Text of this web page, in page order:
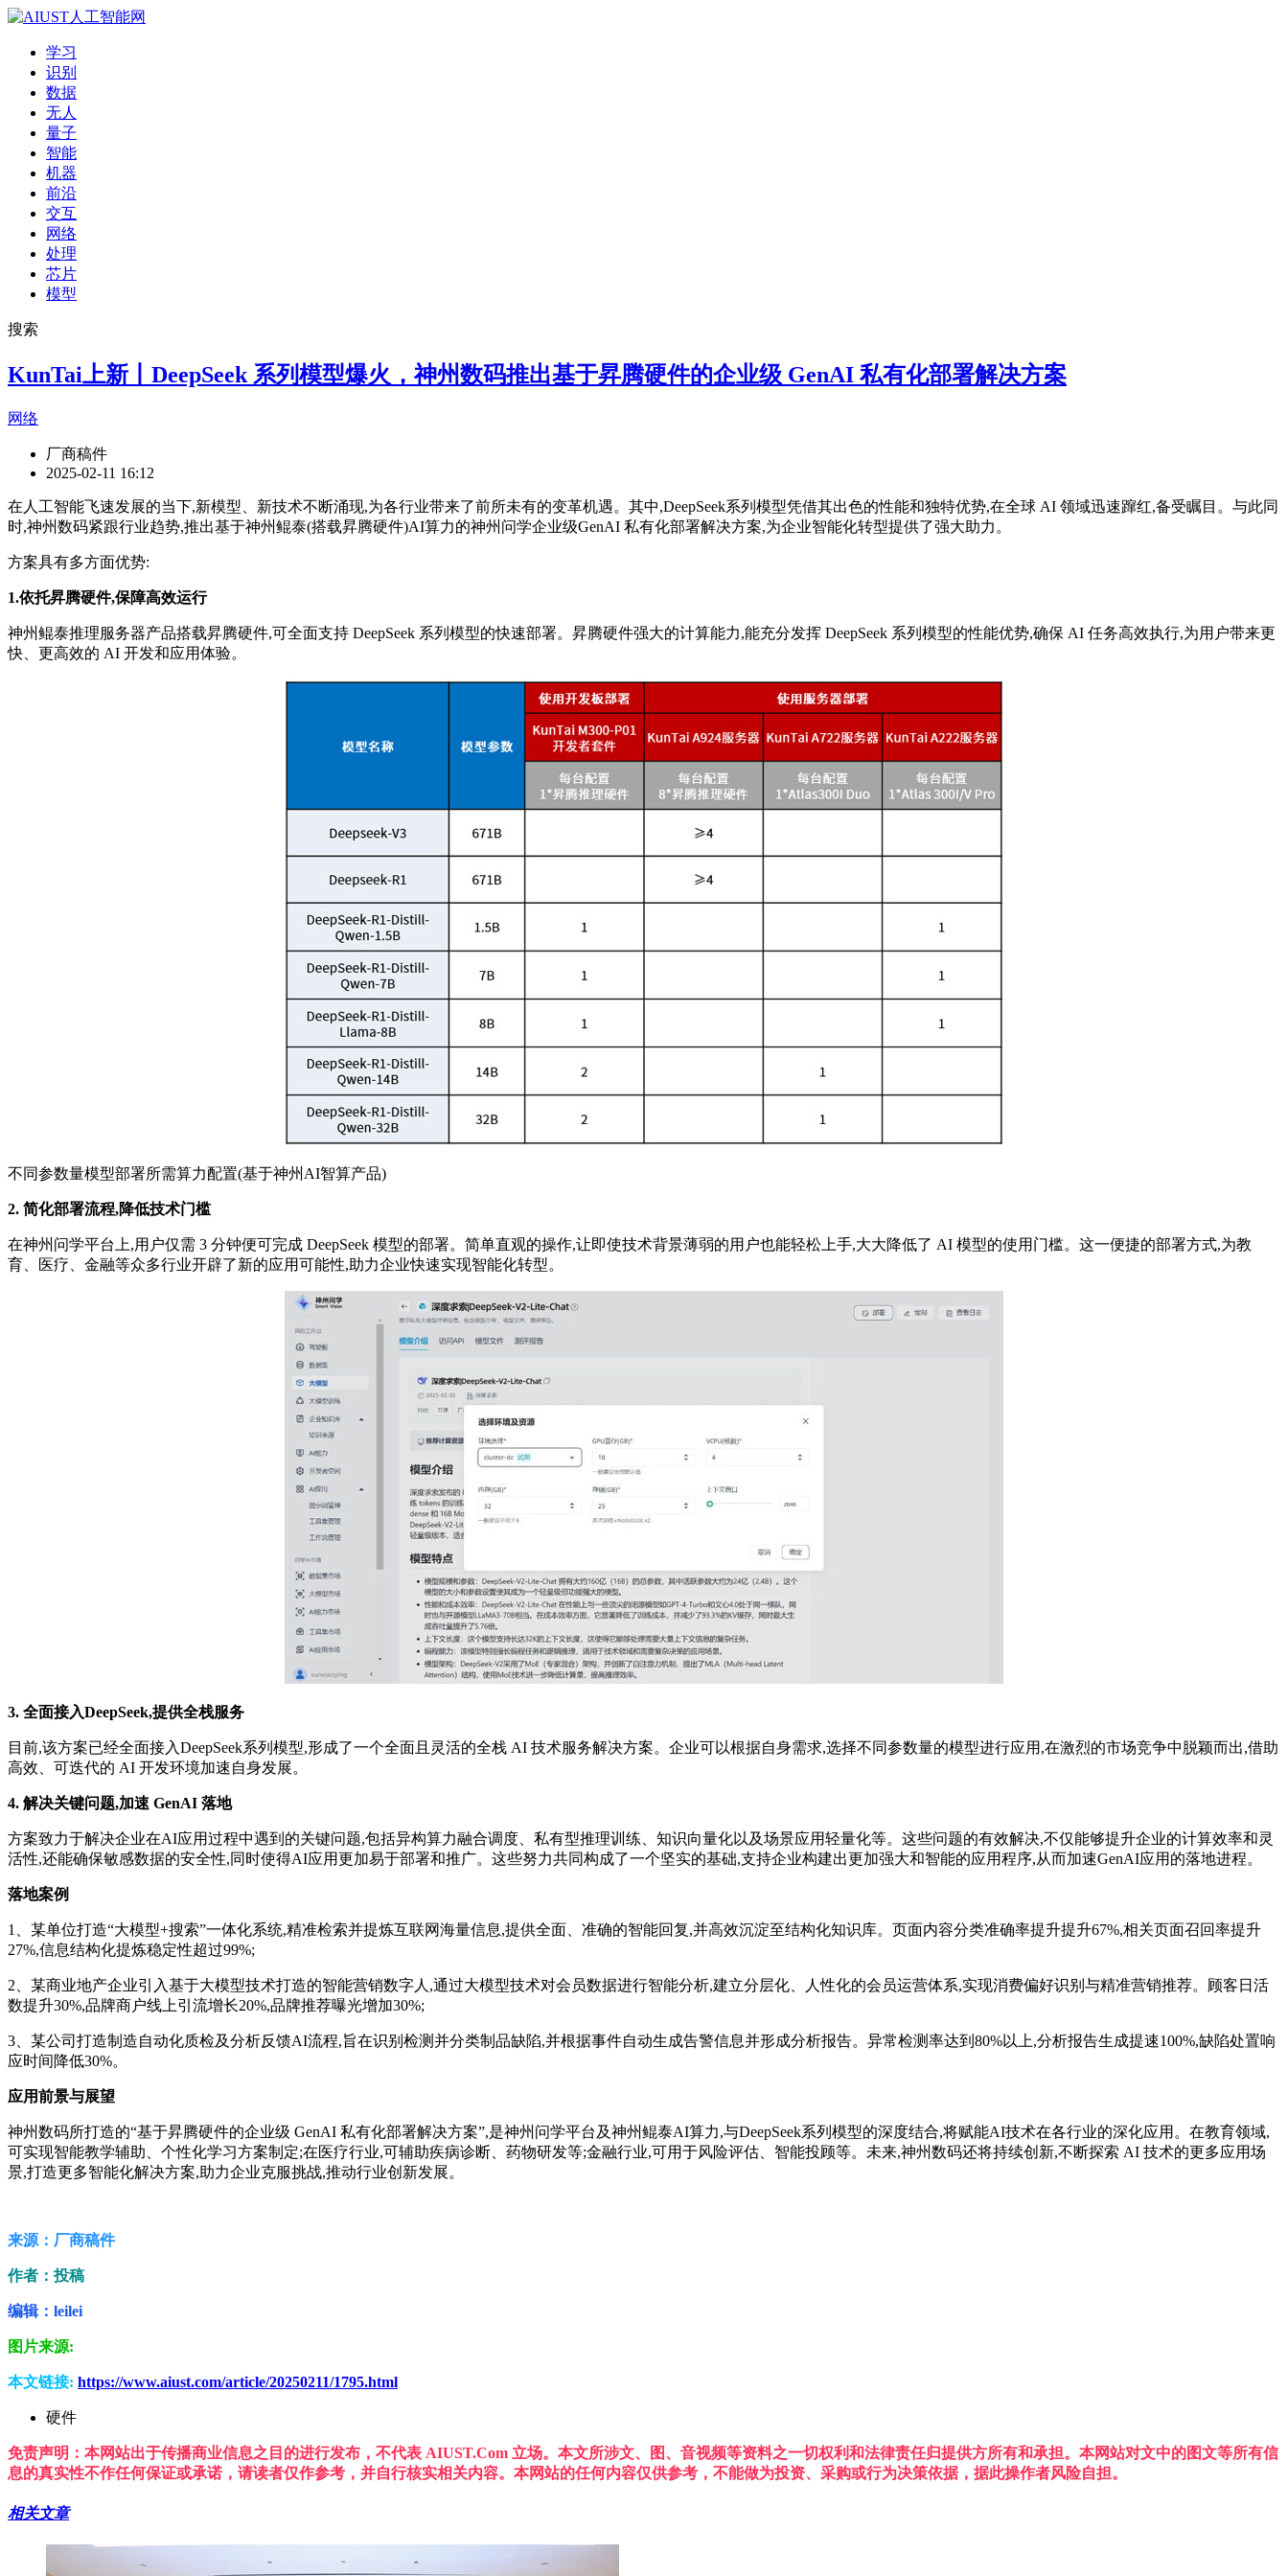
学习
识别
数据
无人
量子
智能
机器
前沿
交互
网络
处理
芯片
模型
搜索
KunTai上新丨DeepSeek 系列模型爆火，神州数码推出基于昇腾硬件的企业级 GenAI 私有化部署解决方案
网络
厂商稿件
2025-02-11 16:12
在人工智能飞速发展的当下,新模型、新技术不断涌现,为各行业带来了前所未有的变革机遇。其中,DeepSeek系列模型凭借其出色的性能和独特优势,在全球 AI 领域迅速蹿红,备受瞩目。与此同
时,神州数码紧跟行业趋势,推出基于神州鲲泰(搭载昇腾硬件)AI算力的神州问学企业级GenAI 私有化部署解决方案,为企业智能化转型提供了强大助力。
方案具有多方面优势:
1.依托昇腾硬件,保障高效运行
神州鲲泰推理服务器产品搭载昇腾硬件,可全面支持 DeepSeek 系列模型的快速部署。昇腾硬件强大的计算能力,能充分发挥 DeepSeek 系列模型的性能优势,确保 AI 任务高效执行,为用户带来更
快、更高效的 AI 开发和应用体验。
不同参数量模型部署所需算力配置(基于神州AI智算产品)
2. 简化部署流程,降低技术门槛
在神州问学平台上,用户仅需 3 分钟便可完成 DeepSeek 模型的部署。简单直观的操作,让即使技术背景薄弱的用户也能轻松上手,大大降低了 AI 模型的使用门槛。这一便捷的部署方式,为教
育、医疗、金融等众多行业开辟了新的应用可能性,助力企业快速实现智能化转型。
3. 全面接入DeepSeek,提供全栈服务
目前,该方案已经全面接入DeepSeek系列模型,形成了一个全面且灵活的全栈 AI 技术服务解决方案。企业可以根据自身需求,选择不同参数量的模型进行应用,在激烈的市场竞争中脱颖而出,借助
高效、可迭代的 AI 开发环境加速自身发展。
4. 解决关键问题,加速 GenAI 落地
方案致力于解决企业在AI应用过程中遇到的关键问题,包括异构算力融合调度、私有型推理训练、知识向量化以及场景应用轻量化等。这些问题的有效解决,不仅能够提升企业的计算效率和灵
活性,还能确保敏感数据的安全性,同时使得AI应用更加易于部署和推广。这些努力共同构成了一个坚实的基础,支持企业构建出更加强大和智能的应用程序,从而加速GenAI应用的落地进程。
落地案例
1、某单位打造“大模型+搜索”一体化系统,精准检索并提炼互联网海量信息,提供全面、准确的智能回复,并高效沉淀至结构化知识库。页面内容分类准确率提升提升67%,相关页面召回率提升
27%,信息结构化提炼稳定性超过99%;
2、某商业地产企业引入基于大模型技术打造的智能营销数字人,通过大模型技术对会员数据进行智能分析,建立分层化、人性化的会员运营体系,实现消费偏好识别与精准营销推荐。顾客日活
数提升30%,品牌商户线上引流增长20%,品牌推荐曝光增加30%;
3、某公司打造制造自动化质检及分析反馈AI流程,旨在识别检测并分类制品缺陷,并根据事件自动生成告警信息并形成分析报告。异常检测率达到80%以上,分析报告生成提速100%,缺陷处置响
应时间降低30%。
应用前景与展望
神州数码所打造的“基于昇腾硬件的企业级 GenAI 私有化部署解决方案”,是神州问学平台及神州鲲泰AI算力,与DeepSeek系列模型的深度结合,将赋能AI技术在各行业的深化应用。在教育领域,
可实现智能教学辅助、个性化学习方案制定;在医疗行业,可辅助疾病诊断、药物研发等;金融行业,可用于风险评估、智能投顾等。未来,神州数码还将持续创新,不断探索 AI 技术的更多应用场
景,打造更多智能化解决方案,助力企业克服挑战,推动行业创新发展。
来源：厂商稿件
作者：投稿
编辑：leilei
图片来源:
本文链接: https://www.aiust.com/article/20250211/1795.html
硬件
免责声明：本网站出于传播商业信息之目的进行发布，不代表 AIUST.Com 立场。本文所涉文、图、音视频等资料之一切权利和法律责任归提供方所有和承担。本网站对文中的图文等所有信
息的真实性不作任何保证或承诺，请读者仅作参考，并自行核实相关内容。本网站的任何内容仅供参考，不能做为投资、采购或行为决策依据，据此操作者风险自担。
相关文章